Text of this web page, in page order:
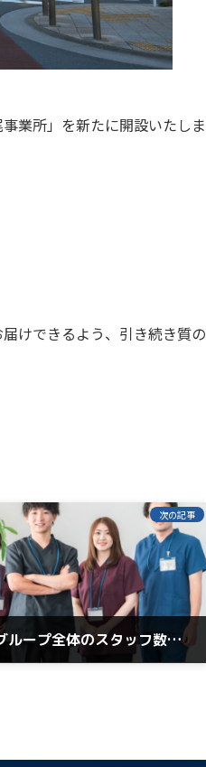
業所」を新たに開設いたしま
けできるよう、引き続き質の
次の記事
【お知らせ】グループ全体のスタッフ数が500名を突破しました。